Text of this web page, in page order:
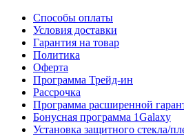
Способы оплаты
Условия доставки
Гарантия на товар
Политика
Оферта
Программа Трейд-ин
Рассрочка
Программа расширенной
Бонусная программа 1Galaxy
Установка защитного стекла/